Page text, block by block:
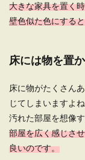
大きな家具を置く
壁色似た色にする
床には物を置
床に物がたくさん
じてしまいますよね
汚れた部屋を想像
部屋を広く感じさ
良いのです。